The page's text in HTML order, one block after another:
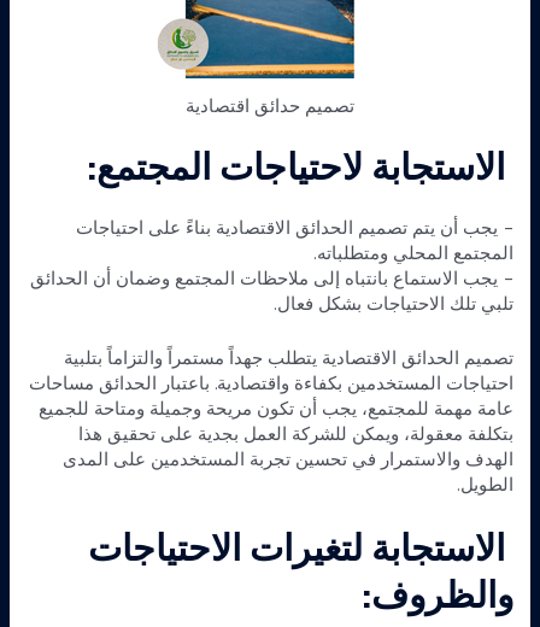
تصميم حدائق اقتصادية
الاستجابة لاحتياجات المجتمع:
– يجب أن يتم تصميم الحدائق الاقتصادية بناءً على احتياجات
المجتمع المحلي ومتطلباته.
– يجب الاستماع بانتباه إلى ملاحظات المجتمع وضمان أن الحدائق
تلبي تلك الاحتياجات بشكل فعال.
تصميم الحدائق الاقتصادية يتطلب جهداً مستمراً والتزاماً بتلبية
احتياجات المستخدمين بكفاءة واقتصادية. باعتبار الحدائق مساحات
عامة مهمة للمجتمع، يجب أن تكون مريحة وجميلة ومتاحة للجميع
بتكلفة معقولة، ويمكن للشركة العمل بجدية على تحقيق هذا
الهدف والاستمرار في تحسين تجربة المستخدمين على المدى
الطويل.
الاستجابة لتغيرات الاحتياجات
والظروف: